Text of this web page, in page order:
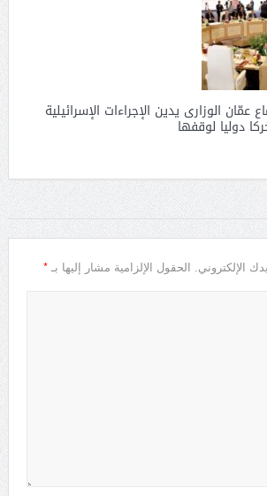
عمّان الوزارى يدين الإجراءات الإسرائيلية
دوليا لوقفها
الإلكتروني. الحقول الإلزامية مشار إليها بـ *